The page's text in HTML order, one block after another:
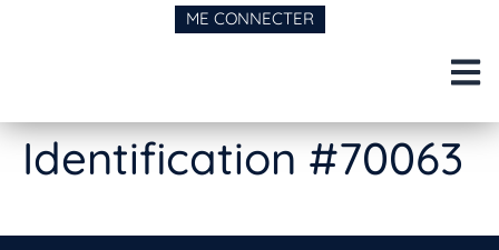
ME CONNECTER
Identification #70063